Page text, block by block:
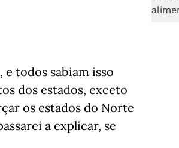
e todos sabiam isso
dos estados, exceto
os estados do Norte
a explicar, se